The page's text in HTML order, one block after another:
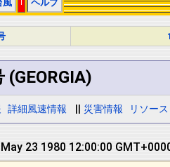
風 ヘルプ
詳細風速情報 災害情報 リソース
May 24 1980 00:00:00